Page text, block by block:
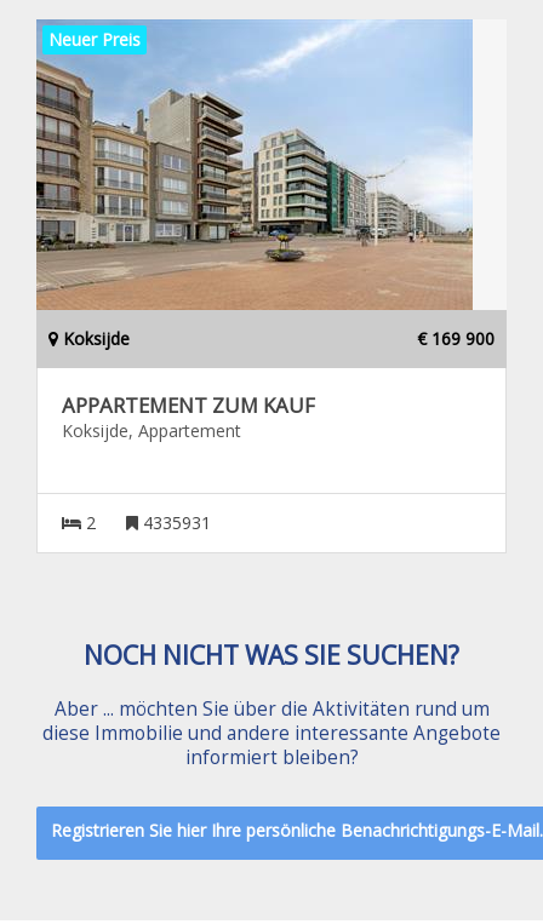
Neuer Preis
Koksijde € 169 900
APPARTEMENT ZUM KAUF
Koksijde, Appartement
2 4335931
NOCH NICHT WAS SIE SUCHEN?
Aber ... möchten Sie über die Aktivitäten rund um
diese Immobilie und andere interessante Angebote
informiert bleiben?
Registrieren Sie hier Ihre persönliche Benachrichtigungs-E-Mail.